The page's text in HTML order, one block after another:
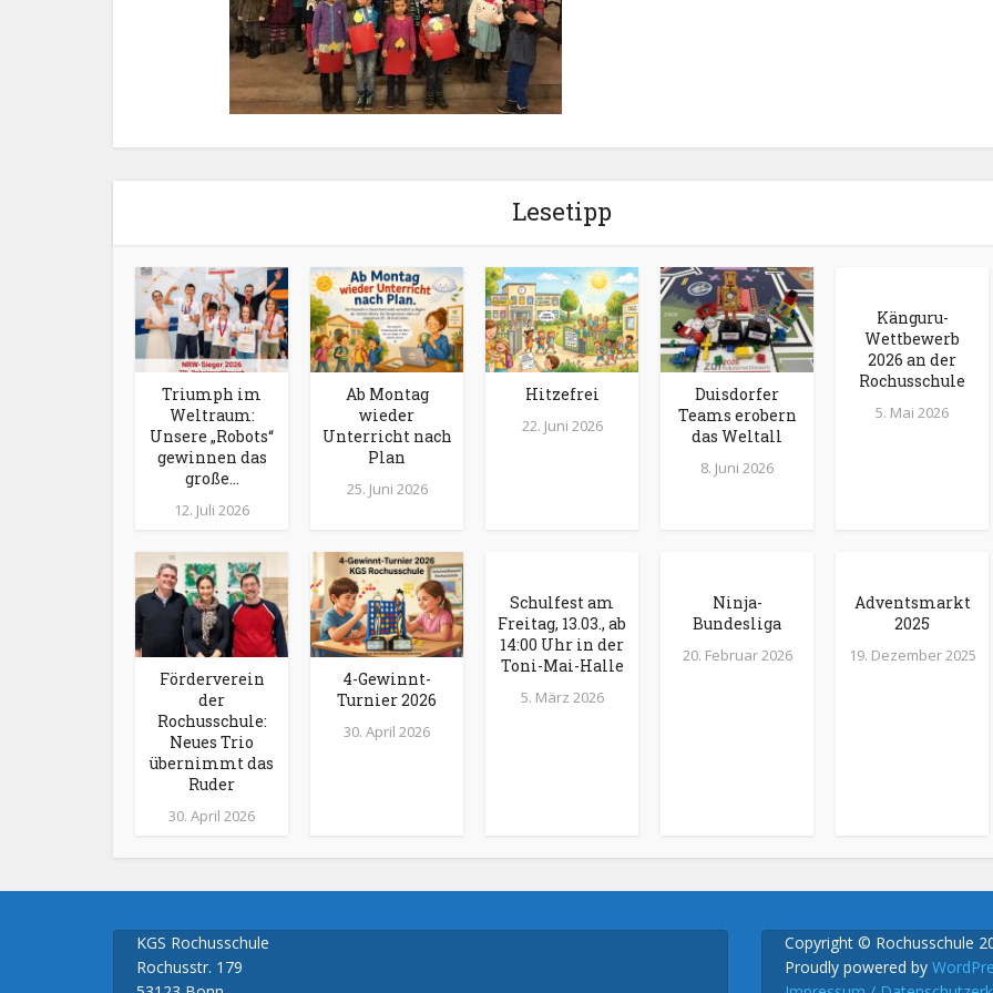
Lesetipp
Triumph im
Weltraum:
Unsere „Robots“
gewinnen das
große...
12. Juli 2026
Ab Montag
wieder
Unterricht nach
Plan
25. Juni 2026
Hitzefrei
22. Juni 2026
Duisdorfer
Teams erobern
das Weltall
8. Juni 2026
Känguru-
Wettbewerb
2026 an der
Rochusschule
5. Mai 2026
Förderverein
der
Rochusschule:
Neues Trio
übernimmt das
Ruder
30. April 2026
4-Gewinnt-
Turnier 2026
30. April 2026
Schulfest am
Freitag, 13.03., ab
14:00 Uhr in der
Toni-Mai-Halle
5. März 2026
Ninja-
Bundesliga
20. Februar 2026
Adventsmarkt
2025
19. Dezember 2025
KGS Rochusschule
Rochusstr. 179
Copyright © Rochusschule
Proudly powered by